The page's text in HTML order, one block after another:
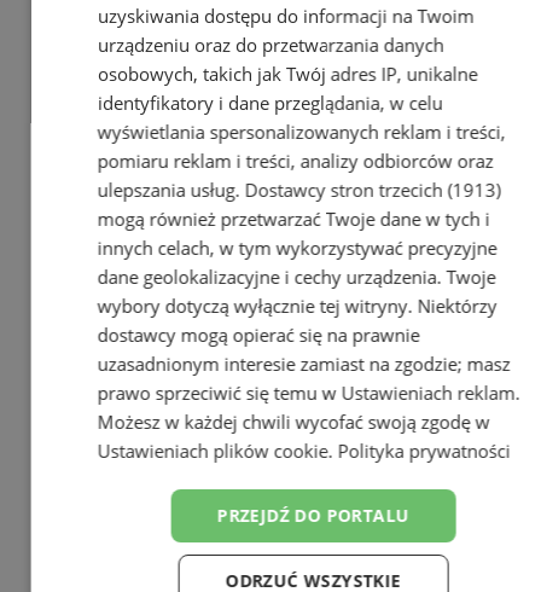
reklama
Najnowsze
uzyskiwania dostępu do informacji na Twoim
urządzeniu oraz do przetwarzania danych
osobowych, takich jak Twój adres IP, unikalne
identyfikatory i dane przeglądania, w celu
wyświetlania spersonalizowanych reklam i treści,
pomiaru reklam i treści, analizy odbiorców oraz
ulepszania usług. Dostawcy stron trzecich (1913)
mogą również przetwarzać Twoje dane w tych i
innych celach, w tym wykorzystywać precyzyjne
dane geolokalizacyjne i cechy urządzenia. Twoje
wybory dotyczą wyłącznie tej witryny. Niektórzy
dostawcy mogą opierać się na prawnie
uzasadnionym interesie zamiast na zgodzie; masz
prawo sprzeciwić się temu w Ustawieniach reklam.
Możesz w każdej chwili wycofać swoją zgodę w
Ustawieniach plików cookie. Polityka prywatności
PRZEJDŹ DO PORTALU
ODRZUĆ WSZYSTKIE